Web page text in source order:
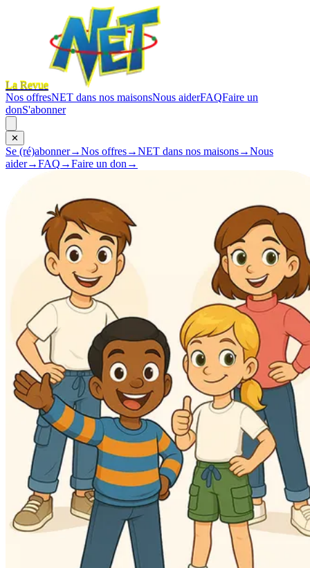
La Revue
Nos offresNET dans nos maisonsNous aiderFAQFaire un
donS'abonner
✕
Se (ré)abonner→Nos offres→NET dans nos maisons→Nous
aider→FAQ →Faire un don →